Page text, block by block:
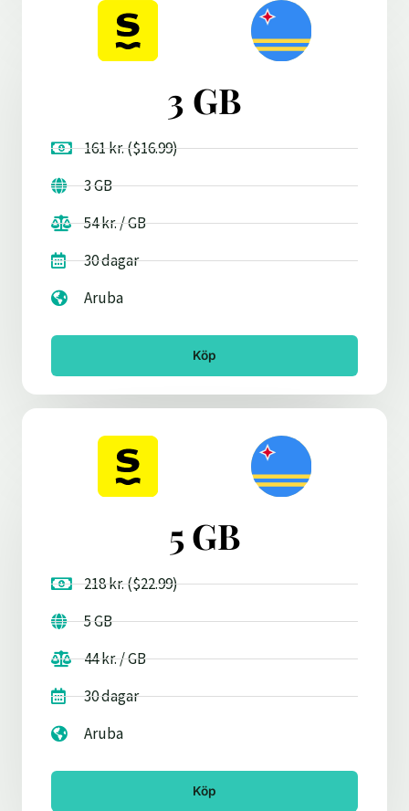
3 GB
161 kr. ($16.99)
3 GB
54 kr. / GB
30 dagar
Aruba
Köp
5 GB
218 kr. ($22.99)
5 GB
44 kr. / GB
30 dagar
Aruba
Köp